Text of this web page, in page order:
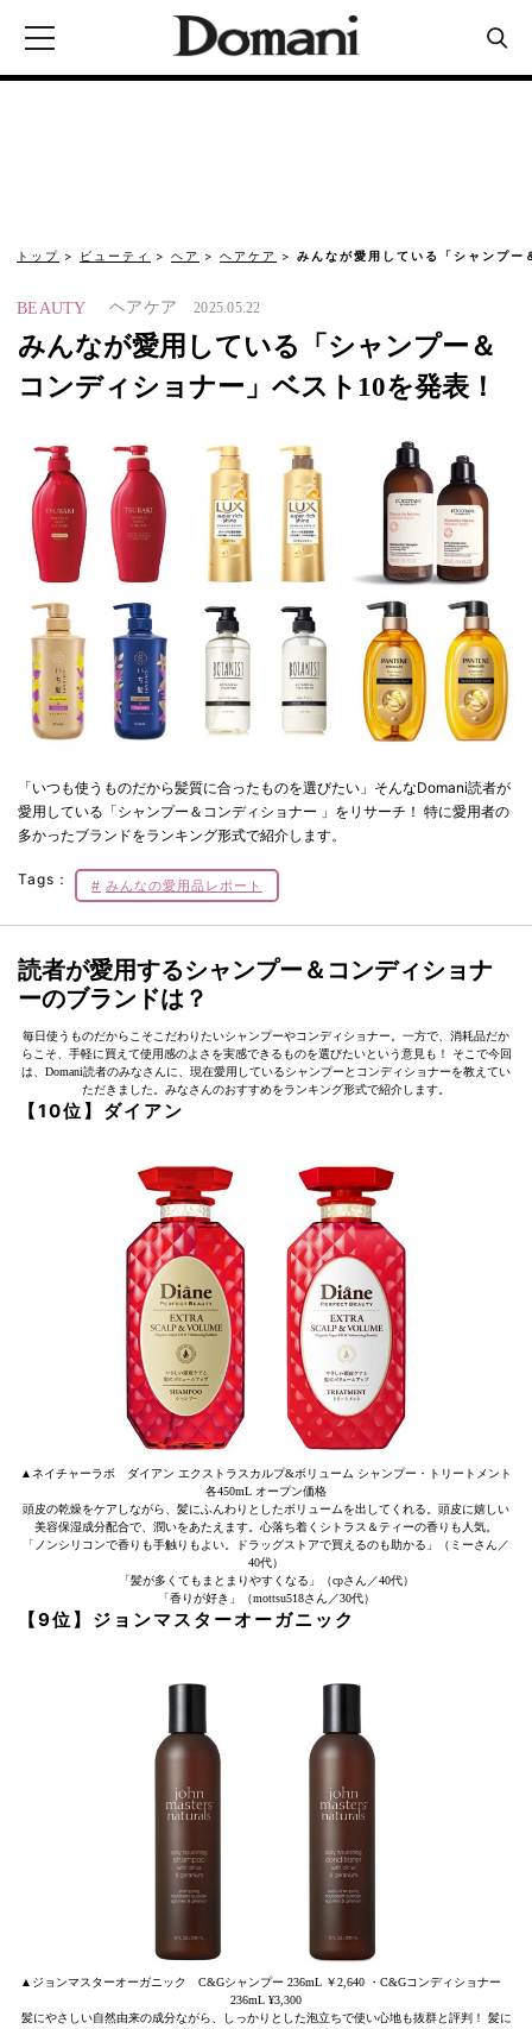
トップ ビューティ ヘア ヘアケア みんなが愛用している「シャンプ
BEAUTY ヘアケア 2025.05.22
みんなが愛用している「シャンプー＆
コンディショナー」ベスト10を発表！
「いつも使うものだから髪質に合ったものを選びたい」そんなDomani読者が
愛用している「シャンプー＆コンディショナー 」をリサーチ！ 特に愛用者の
多かったブランドをランキング形式で紹介します。
Tags： みんなの愛用品レポート
読者が愛用するシャンプー＆コンディショナ
ーのブランドは？
毎日使うものだからこそこだわりたいシャンプーやコンディショナー。一方で、消耗品だか
らこそ、手軽に買えて使用感のよさを実感できるものを選びたいという意見も！ そこで今回
は、Domani読者のみなさんに、現在愛用しているシャンプーとコンディショナーを教えてい
ただきました。みなさんのおすすめをランキング形式で紹介します。
【10位】ダイアン
▲ネイチャーラボ ダイアン エクストラスカルプ&ボリューム シャンプー・トリートメント
各450mL オープン価格
頭皮の乾燥をケアしながら、髪にふんわりとしたボリュームを出してくれる。頭皮に嬉しい
美容保湿成分配合で、潤いをあたえます。心落ち着くシトラス＆ティーの香りも人気。
「ノンシリコンで香りも手触りもよい。ドラッグストアで買えるのも助かる」（ミーさん／
40代）
「髪が多くてもまとまりやすくなる」（cpさん／40代）
「香りが好き」（mottsu518さん／30代）
【9位】ジョンマスターオーガニック
▲ジョンマスターオーガニック C&Gシャンプー 236mL ￥2,640 ・C&Gコンディショナー
236mL ¥3,300
髪にやさしい自然由来の成分ながら、しっかりとした泡立ちで使い心地も抜群と評判！ 髪に